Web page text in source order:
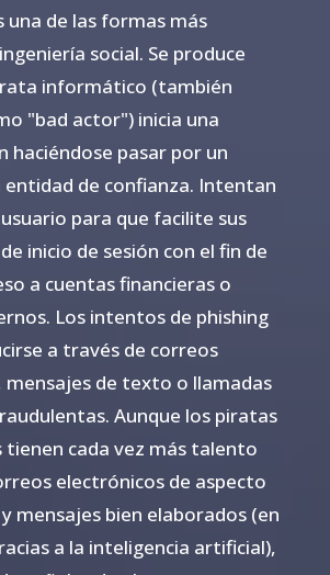
una de las formas más
social. Se produce
informático (también
"bad actor") inicia una
haciéndose pasar por un
de confianza. Intentan
para que facilite sus
inicio de sesión con el fin de
a cuentas financieras o
Los intentos de phishing
a través de correos
mensajes de texto o llamadas
Aunque los piratas
cada vez más talento
electrónicos de aspecto
mensajes bien elaborados (en
a la inteligencia artificial),